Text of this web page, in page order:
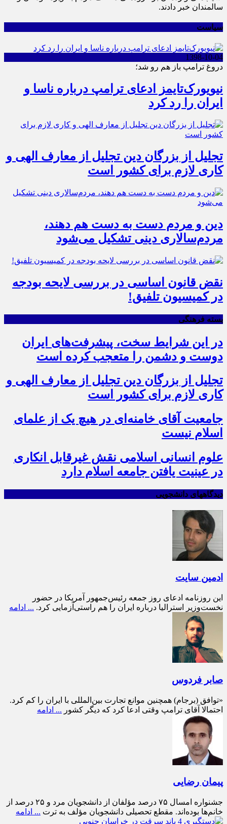
سالمندان خبر دادند.
سیاست
1398-10-04
دروغ ترامپ باز هم رو شد؛
نیویورک‌تایمز ادعای ترامپ درباره ناسا و
ایران را رد کرد
تجلیل از بزرگان دین تجلیل از معارف الهی و
کاری لازم برای کشور است
دین و مردم دست به‌ دست هم دهند،
مردم‌سالاری دینی تشکیل می‌شود
نقض قانون اساسی در بررسی لایحه بودجه
در کمیسیون تلفیق!
بسته فرهنگی
در این شرایط سخت، پیشرفت‌های ایران
دوست و دشمن را متعجب کرده است
تجلیل از بزرگان دین تجلیل از معارف الهی و
کاری لازم برای کشور است
جامعیت آقای خامنه‌ای در هیچ یک از علمای
اسلام نیست
علوم انسانی اسلامی نقش غیرقابل انکاری
در عینیت یافتن جامعه اسلام دارد
دیدگاههای دانشجویی
ادمین سایت
این روزنامه ادعای روز جمعه رئیس‌جمهور آمریکا در حضور
نخست‌وزیر استرالیا درباره ایران را هم راستی‌آزمایی کرد. ... ادامه
صابر فردوس
«توافق (برجام) همچنین موانع تجارت بین‌المللی با ایران را کم کرد.
احتمالا آقای ترامپ وقتی ادعا کرد که دیگر کشور ... ادامه
پیمان رضایی
جشنواره امسال ۷۵ درصد مؤلفان از دانشجویان مرد و ۲۵ درصد از
خانم‌ها بوده‌اند. مقطع تحصیلی دانشجویان مؤلف به ترت ... ادامه